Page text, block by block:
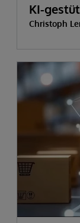
KI-
Christoph